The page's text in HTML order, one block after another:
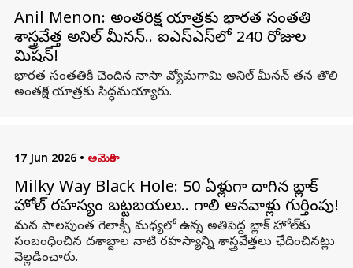
Anil Menon: అంతరిక్ష యాత్రకు భారత సంతతి
శాస్త్రవేత్త అనిల్ మీనన్.. ఐఎస్ఎస్‌లో 240 రోజుల
మిషన్!
భారత సంతతికి చెందిన నాసా వ్యోమగామి అనిల్ మీనన్ తన తొలి
అంతరిక్ష యాత్రకు సిద్ధమయ్యారు.
17 Jun 2026 • అమెరికా
Milky Way Black Hole: 50 ఏళ్లుగా దాగిన బ్లాక్
హోల్ రహస్యం బట్టబయలు.. గాలి ఆనవాళ్లు గుర్తింపు!
మన పాలపుంత గెలాక్సీ మధ్యలో ఉన్న అతిపెద్ద బ్లాక్ హోల్‌కు
సంబంధించిన దశాబ్దాల నాటి రహస్యాన్ని శాస్త్రవేత్తలు ఛేదించినట్లు
వెల్లడించారు.